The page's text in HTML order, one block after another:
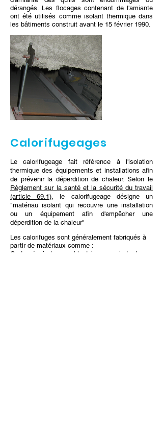
dérangés. Les flocages contenant de l'amiante
ont été utilisés comme isolant thermique dans
les bâtiments construit avant le 15 février 1990.
Calorifugeages
Le calorifugeage fait référence à l'isolation
thermique des équipements et installations afin
de prévenir la déperdition de chaleur. Selon le
Règlement sur la santé et la sécurité du travail
(article 69.1), le calorifugeage désigne un
"matériau isolant qui recouvre une installation
ou un équipement afin d'empêcher une
déperdition de la chaleur"
Les calorifuges sont généralement fabriqués à
partir de matériaux comme :
Carton épais (ressemblant à un essuie-tout